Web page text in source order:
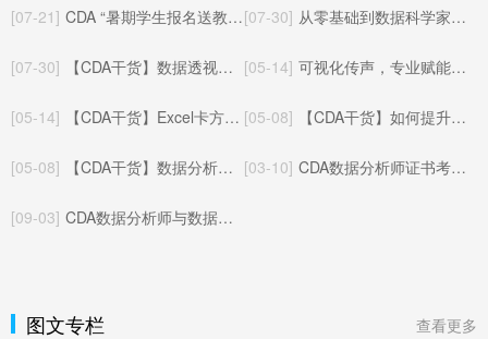
[07-21] CDA “暑期学生报名送教材” 活动已开启！ [07-30] 从零基础到数据科学家：CDA三本官方教材全解读
[07-30] 【CDA干货】数据透视表数据批量对应匹配其他工作表的方法与实操应用 [05-14] 可视化传声，专业赋能：CDA数据分析师玩转统计制图核心价值
[05-14] 【CDA干货】Excel卡方检验完整教程：从零上手，轻松搞定统计显著性检验 [05-08] 【CDA干货】如何提升数据分析能力：从入门到精通的系统化成长路径
[05-08] 【CDA干货】数据分析与A/B测试：相辅相成的数据决策闭环 [03-10] CDA数据分析师证书考试体系（更新于2025年05月22日）
[09-03] CDA数据分析师与数据指标：基础概念与协同逻辑
图文专栏 查看更多